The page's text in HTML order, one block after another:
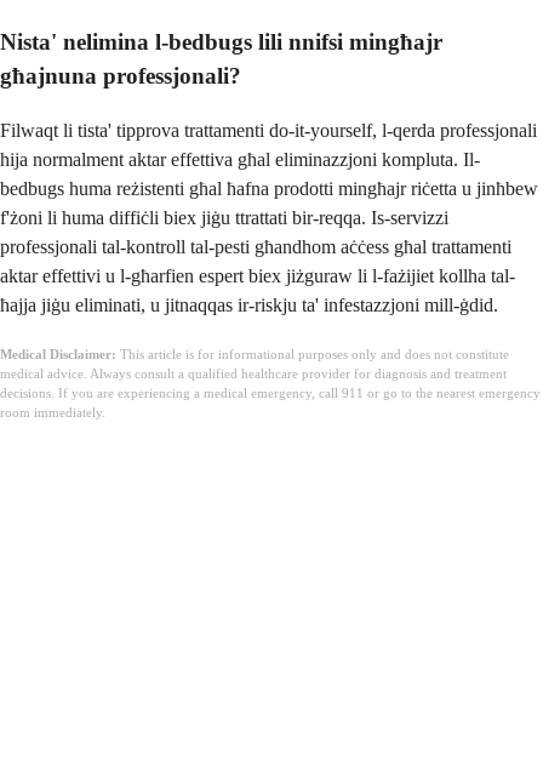
Nista' nelimina l-bedbugs lili nnifsi mingħajr
għajnuna professjonali?
Filwaqt li tista' tipprova trattamenti do-it-yourself, l-qerda professjonali
hija normalment aktar effettiva għal eliminazzjoni kompluta. Il-
bedbugs huma reżistenti għal ħafna prodotti mingħajr riċetta u jinħbew
f'żoni li huma diffiċli biex jiġu ttrattati bir-reqqa. Is-servizzi
professjonali tal-kontroll tal-pesti għandhom aċċess għal trattamenti
aktar effettivi u l-għarfien espert biex jiżguraw li l-fażijiet kollha tal-
ħajja jiġu eliminati, u jitnaqqas ir-riskju ta' infestazzjoni mill-ġdid.
Medical Disclaimer: This article is for informational purposes only and does not constitute
medical advice. Always consult a qualified healthcare provider for diagnosis and treatment
decisions. If you are experiencing a medical emergency, call 911 or go to the nearest emergency
room immediately.